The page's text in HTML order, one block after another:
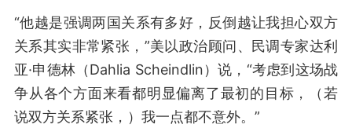
“他越是强调两国关系有多好，反倒越让我担心双方
关系其实非常紧张，”美以政治顾问、民调专家达利
亚·申德林（Dahlia Scheindlin）说，“考虑到这场战
争从各个方面来看都明显偏离了最初的目标，（若
说双方关系紧张，）我一点都不意外。”